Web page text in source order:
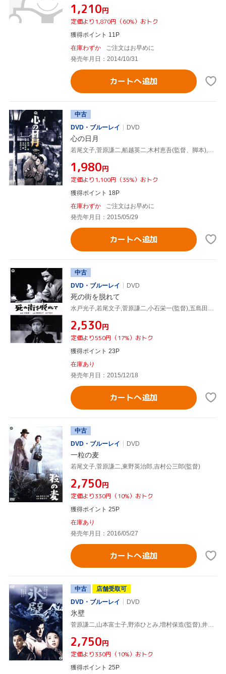
¥1,210円
定価より1,870円（60%）おトク
獲得ポイント 11P
在庫わずか
ご注文はお早めに
発売年月日：2014/10/31
カートへ追加
中古
DVD・ブルーレイ
DVD
心の日月
¥1,980円
定価より1,100円（35%）おトク
獲得ポイント 18P
在庫わずか
ご注文はお早めに
発売年月日：2015/05/29
カートへ追加
中古
DVD・ブルーレイ
DVD
死の街を脱れて
¥2,530円
定価より550円（17%）おトク
獲得ポイント 23P
在庫あり
発売年月日：2015/12/18
カートへ追加
中古
DVD・ブルーレイ
DVD
一粒の麦
若尾文子,菅原謙二,東野英治郎,吉村公三郎(監督)
¥2,750円
定価より330円（10%）おトク
獲得ポイント 25P
在庫あり
発売年月日：2016/05/27
カートへ追加
中古
店舗受取可
DVD・ブルーレイ
DVD
氷壁
菅原謙二,山本富士子,野添ひとみ,増村保造(監督),井上靖(原作)
¥2,750円
定価より330円（10%）おトク
獲得ポイント 25P